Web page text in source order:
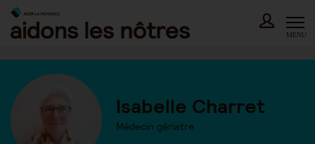
Skip
content
MENU
Isabelle Charret
Médecin gériatre